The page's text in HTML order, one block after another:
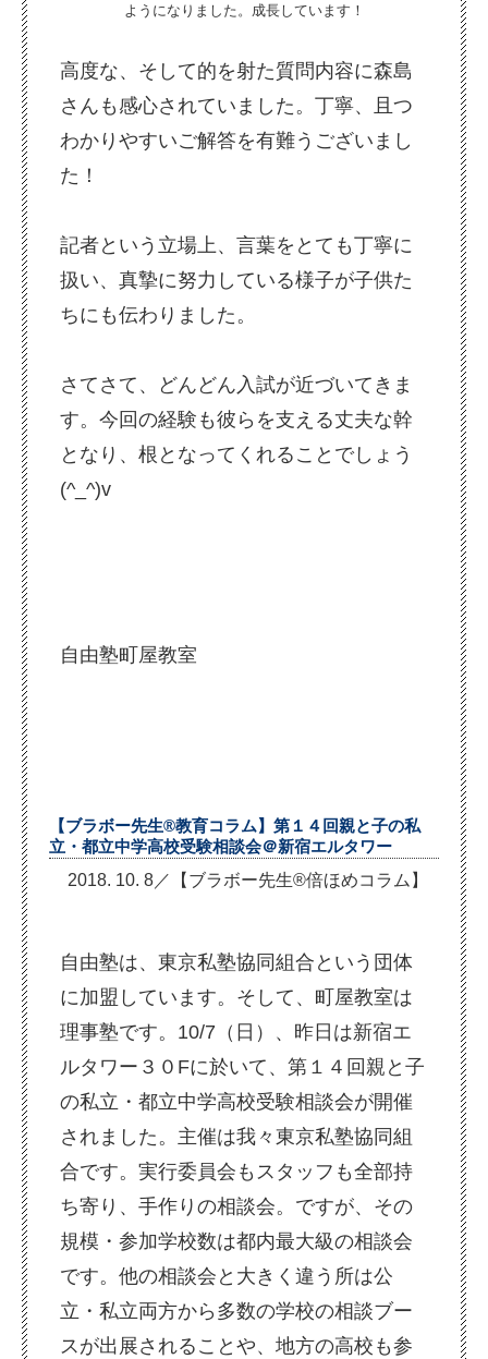
ようになりました。成長しています！
高度な、そして的を射た質問内容に森島
さんも感心されていました。丁寧、且つ
わかりやすいご解答を有難うございまし
た！
記者という立場上、言葉をとても丁寧に
扱い、真摯に努力している様子が子供た
ちにも伝わりました。
さてさて、どんどん入試が近づいてきま
す。今回の経験も彼らを支える丈夫な幹
となり、根となってくれることでしょう
(^_^)v
自由塾町屋教室
【ブラボー先生®教育コラム】第１４回親と子の私
立・都立中学高校受験相談会＠新宿エルタワー
2018. 10. 8／【ブラボー先生®倍ほめコラム】
自由塾は、東京私塾協同組合という団体
に加盟しています。そして、町屋教室は
理事塾です。10/7（日）、昨日は新宿エ
ルタワー３０Fに於いて、第１４回親と子
の私立・都立中学高校受験相談会が開催
されました。主催は我々東京私塾協同組
合です。実行委員会もスタッフも全部持
ち寄り、手作りの相談会。ですが、その
規模・参加学校数は都内最大級の相談会
です。他の相談会と大きく違う所は公
立・私立両方から多数の学校の相談ブー
スが出展されることや、地方の高校も参